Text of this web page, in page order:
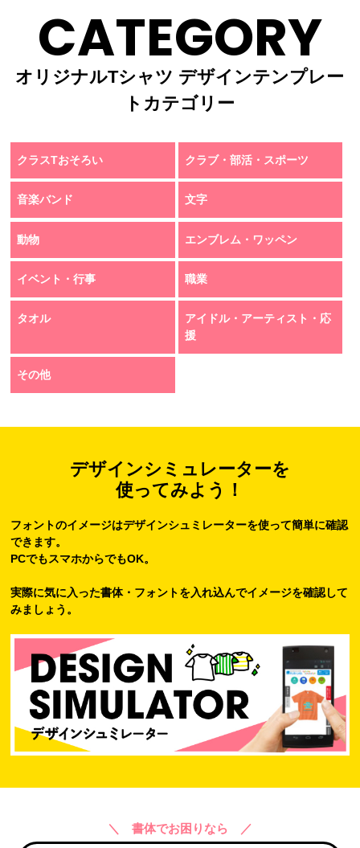
CATEGORY
オリジナルTシャツ デザインテンプレー
トカテゴリー
クラスTおそろい クラブ・部活・スポーツ
音楽バンド 文字
動物 エンブレム・ワッペン
イベント・行事 職業
タオル
アイドル・アーティスト・応
援
その他
デザインシミュレーターを
使ってみよう！
フォントのイメージはデザインシュミレーターを使って簡単に確認
できます。
PCでもスマホからでもOK。
実際に気に入った書体・フォントを入れ込んでイメージを確認して
みましょう。
＼ 書体でお困りなら ／